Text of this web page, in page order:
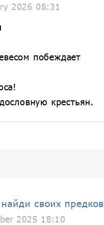
2026 08:31
побеждает
крестьян.
своих предков
2025 18:10